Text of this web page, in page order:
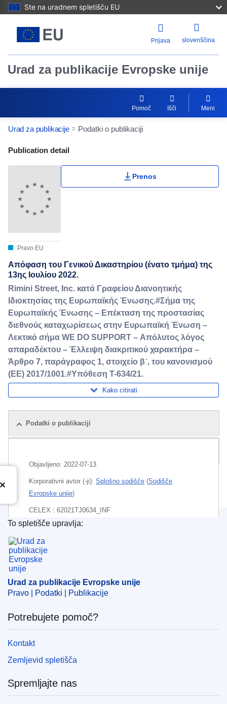
Ste na uradnem spletišču EU
Prijava slovenščina
Urad za publikacije Evropske unije
Pomoč Išči Meni
Urad za publikacije Podatki o publikaciji
Publication Detail Actions Portlet
Publication detail
Pravo EU
Prenos
Απόφαση του Γενικού Δικαστηρίου (ένατο τμήμα) της
13ης Ιουλίου 2022.
Rimini Street, Inc. κατά Γραφείου Διανοητικής
Ιδιοκτησίας της Ευρωπαϊκής Ένωσης.#Σήμα της
Ευρωπαϊκής Ένωσης – Επέκταση της προστασίας
διεθνούς καταχωρίσεως στην Ευρωπαϊκή Ένωση –
Λεκτικό σήμα WE DO SUPPORT – Απόλυτος λόγος
απαραδέκτου – Έλλειψη διακριτικού χαρακτήρα –
Άρθρο 7, παράγραφος 1, στοιχείο βʹ, του κανονισμού
(ΕΕ) 2017/1001.#Υπόθεση T-634/21.
Kako citirati
Podatki o publikaciji
Objavljeno: 2022-07-13
Korporativni avtor (-ji): Splošno sodišče (Sodišče
Evropske unije)
CELEX : 62021TJ0634_INF
ECLI : ECLI:EU:T:2022:459
Urad za publikacije Evropske unije
To spletišče upravlja:
Urad za publikacije Evropske unije
Pravo | Podatki | Publikacije
Potrebujete pomoč?
Kontakt
Zemljevid spletišča
Spremljajte nas